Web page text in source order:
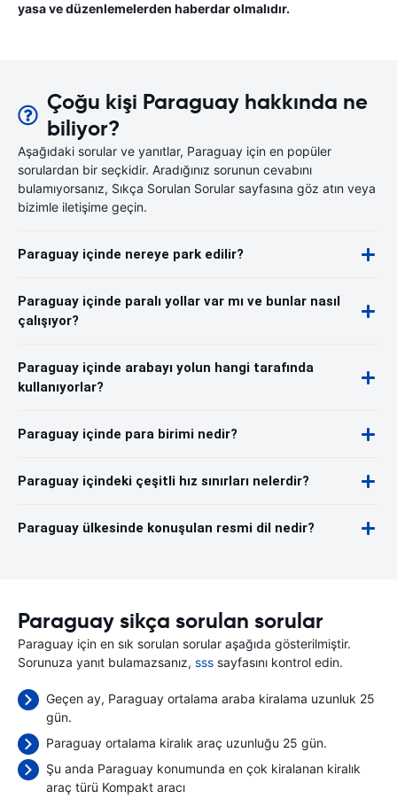
yasa ve düzenlemelerden haberdar olmalıdır.
Çoğu kişi Paraguay hakkında ne
biliyor?
Aşağıdaki sorular ve yanıtlar, Paraguay için en popüler
sorulardan bir seçkidir. Aradığınız sorunun cevabını
bulamıyorsanız, Sıkça Sorulan Sorular sayfasına göz atın veya
bizimle iletişime geçin.
Paraguay içinde nereye park edilir?
Paraguay içinde paralı yollar var mı ve bunlar nasıl
çalışıyor?
Paraguay içinde arabayı yolun hangi tarafında
kullanıyorlar?
Paraguay içinde para birimi nedir?
Paraguay içindeki çeşitli hız sınırları nelerdir?
Paraguay ülkesinde konuşulan resmi dil nedir?
Paraguay sikça sorulan sorular
Paraguay için en sık sorulan sorular aşağıda gösterilmiştir.
Sorunuza yanıt bulamazsanız, sss sayfasını kontrol edin.
Geçen ay, Paraguay ortalama araba kiralama uzunluk 25
gün.
Paraguay ortalama kiralık araç uzunluğu 25 gün.
Şu anda Paraguay konumunda en çok kiralanan kiralık
araç türü Kompakt aracı